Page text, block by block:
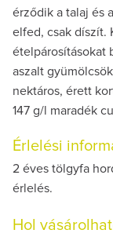
érződik a talaj és
elfed, csak díszít.
ételpárosításokat
aszalt
nektáros, érett
147 g/l maradék
Érlelési
2 éves tölgyfa
érlelés.
Hol